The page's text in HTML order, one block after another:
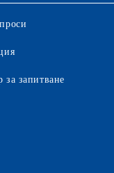
за запитване